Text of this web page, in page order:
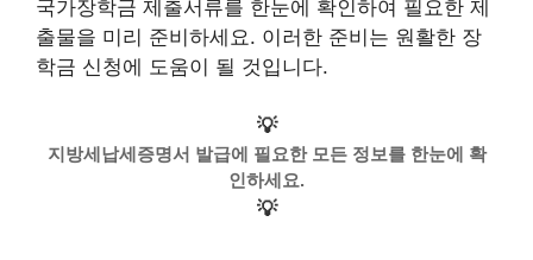
국가장학금 제출서류를 한눈에 확인하여 필요한 제
출물을 미리 준비하세요. 이러한 준비는 원활한 장
학금 신청에 도움이 될 것입니다.
💡
지방세납세증명서 발급에 필요한 모든 정보를 한눈에 확
인하세요.
💡